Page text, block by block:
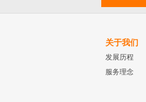
关于我们
发展历程
服务理念